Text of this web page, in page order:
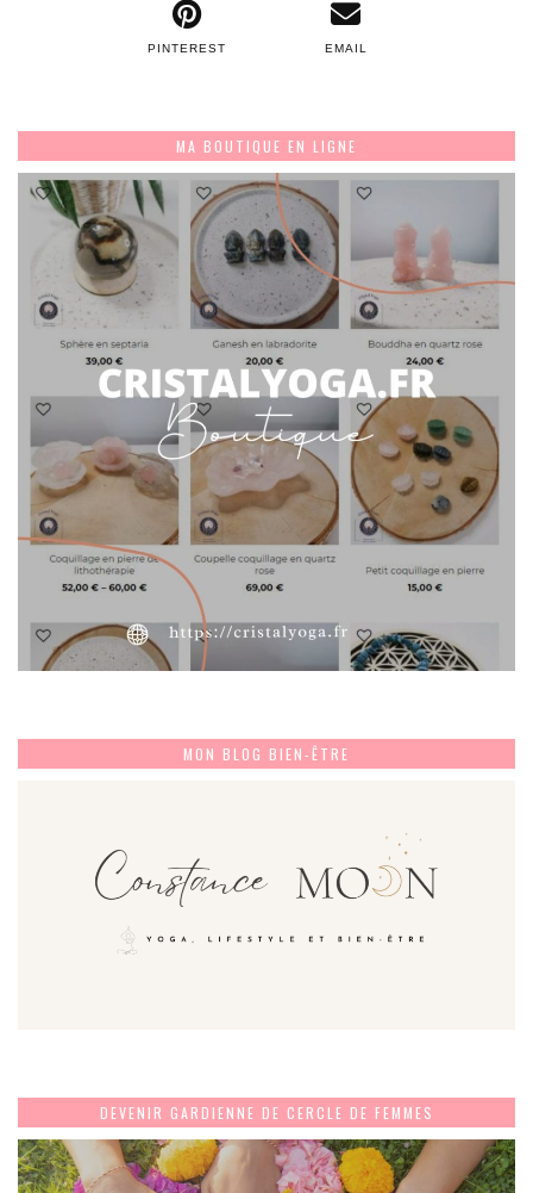
PINTEREST EMAIL
MA BOUTIQUE EN LIGNE
MON BLOG BIEN-ÊTRE
DEVENIR GARDIENNE DE CERCLE DE FEMMES